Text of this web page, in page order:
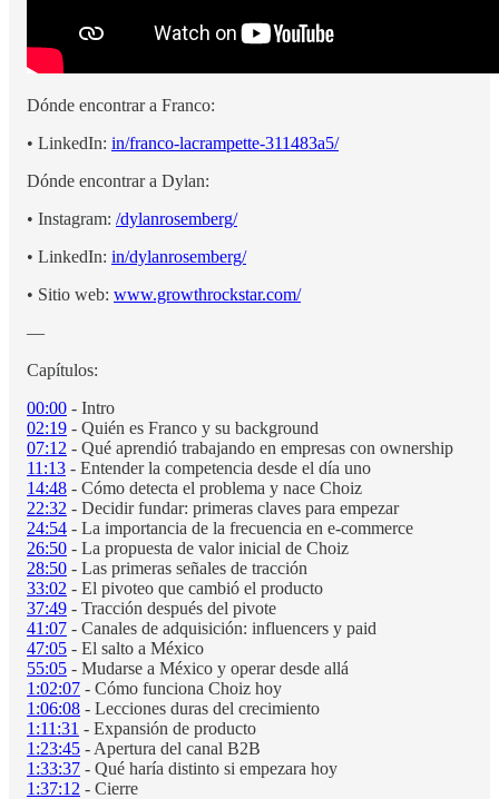
Dónde encontrar a Franco:
• LinkedIn: in/franco-lacrampette-311483a5/
Dónde encontrar a Dylan:
• Instagram: /dylanrosemberg/
• LinkedIn: in/dylanrosemberg/
• Sitio web: www.growthrockstar.com/
—
Capítulos:
00:00 - Intro
02:19 - Quién es Franco y su background
07:12 - Qué aprendió trabajando en empresas con ownership
11:13 - Entender la competencia desde el día uno
14:48 - Cómo detecta el problema y nace Choiz
22:32 - Decidir fundar: primeras claves para empezar
24:54 - La importancia de la frecuencia en e-commerce
26:50 - La propuesta de valor inicial de Choiz
28:50 - Las primeras señales de tracción
33:02 - El pivoteo que cambió el producto
37:49 - Tracción después del pivote
41:07 - Canales de adquisición: influencers y paid
47:05 - El salto a México
55:05 - Mudarse a México y operar desde allá
1:02:07 - Cómo funciona Choiz hoy
1:06:08 - Lecciones duras del crecimiento
1:11:31 - Expansión de producto
1:23:45 - Apertura del canal B2B
1:33:37 - Qué haría distinto si empezara hoy
1:37:12 - Cierre